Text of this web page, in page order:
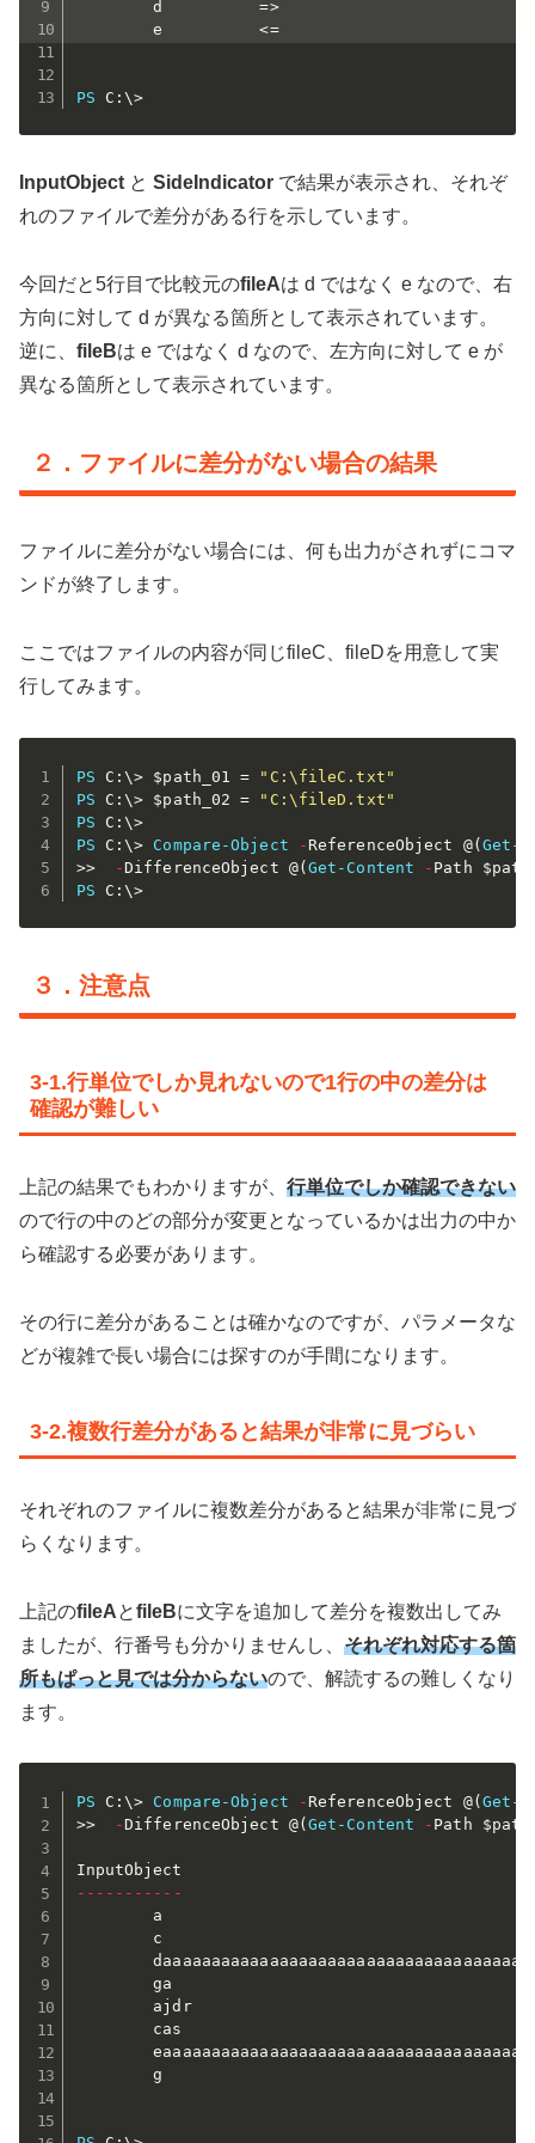
        d          =>
        e          <=
PS C:\>
InputObject と SideIndicator で結果が表示され、それぞ
れのファイルで差分がある行を示しています。
今回だと5行目で比較元のfileAは d ではなく e なので、右
方向に対して d が異なる箇所として表示されています。
逆に、 fileBは e ではなく d なので、左方向に対して e が
異なる箇所として表示されています。
２．ファイルに差分がない場合の結果
ファイルに差分がない場合には、何も出力がされずにコマ
ンドが終了します。
ここではファイルの内容が同じfileC、fileDを用意して実
行してみます。
PS C:\> $path_01 =
"C:\fileC.txt"
PS C:\> $path_02 =
"C:\fileD.txt"
PS
PS C:\> Compare-Object - ReferenceObject @(Get-
>>
-DifferenceObject @(Get-Content - Path
PS C:\>
３．注意点
3-1.行単位でしか見れないので1行の中の差分は
確認が難しい
上記の結果でもわかりますが、 行単位でしか確認できない
ので行の中のどの部分が変更となっているかは出力の中か
ら確認する必要があります。
その行に差分があることは確かなのですが、パラメータな
どが複雑で長い場合には探すのが手間になります。
3-2.複数行差分があると結果が非常に見づらい
それぞれのファイルに複数差分があると結果が非常に見づ
らくなります。
上記のfileAとfileBに文字を追加して差分を複数出してみ
ましたが、行番号も分かりませんし、 それぞれ対応する箇
所もぱっと見では分からないので、解読するの難しくなり
ます。
PS C:\> Compare-Object - ReferenceObject @( Get-
>>
-DifferenceObject @( Get-Content - Path
-- -- -- -- -- -
a
c
ga
ajdr
cas
g